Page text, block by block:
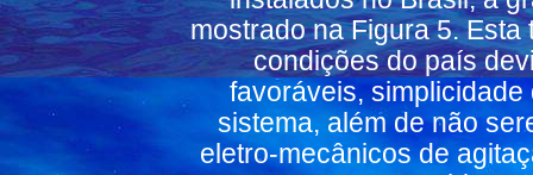
mostrado na Figura 5.
condições do país
favoráveis,
sistema, além de não
eletro-mecânicos de